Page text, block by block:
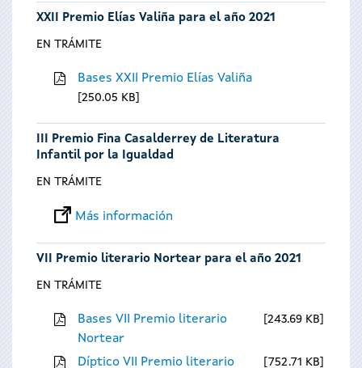
XXII Premio Elías Valiña para el año 2021
EN TRÁMITE
Bases XXII Premio Elías Valiña
250.05 KB
III Premio Fina Casalderrey de Literatura
Infantil por la Igualdad
EN TRÁMITE
Más información
VII Premio literario Nortear para el año 2021
EN TRÁMITE
Bases VII Premio literario
Nortear
243.69 KB
Díptico VII Premio literario
752.71 KB